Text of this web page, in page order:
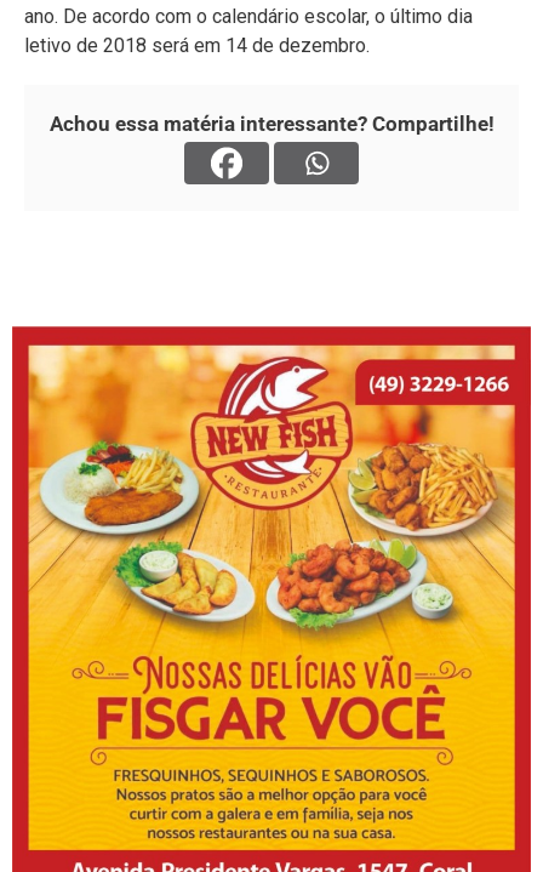
ano. De acordo com o calendário escolar, o último dia
letivo de 2018 será em 14 de dezembro.
Achou essa matéria interessante? Compartilhe!